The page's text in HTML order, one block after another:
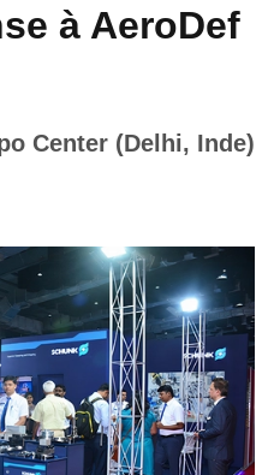
à AeroDef
Center (Delhi, Inde)